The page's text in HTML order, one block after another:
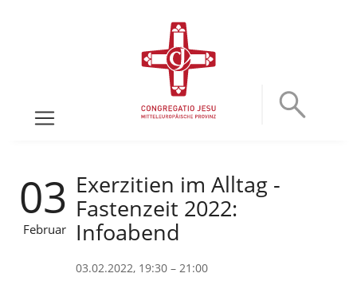
03
Februar
Exerzitien im Alltag -
Fastenzeit 2022:
Infoabend
03.02.2022, 19:30 – 21:00